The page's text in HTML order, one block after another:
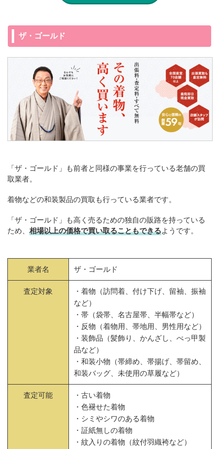
ザ・ゴールド
「ザ・ゴールド」も前者と同様の事業を行っている老舗の買
取業者。
着物などの和装製品の買取も行っている業者です。
「ザ・ゴールド」も高く売るための独自の販路を持っている
ため、 相場以上の価格で買い取ることもできるようです。
業者名 ザ・ゴールド
査定対象
・着物（訪問着、付け下げ、留袖、振袖
など）
・帯（袋帯、名古屋帯、半幅帯など）
・反物（着物用、帯地用、男性用など）
・装飾品（髪飾り、かんざし、べっ甲製
品など）
・和装小物（帯締め、帯揚げ、帯留め、
和装バッグ、未使用の草履など）
査定可能
・古い着物
・色褪せた着物
・シミやシワのある着物
・証紙無しの着物
・紋入りの着物（紋付羽織袴など）